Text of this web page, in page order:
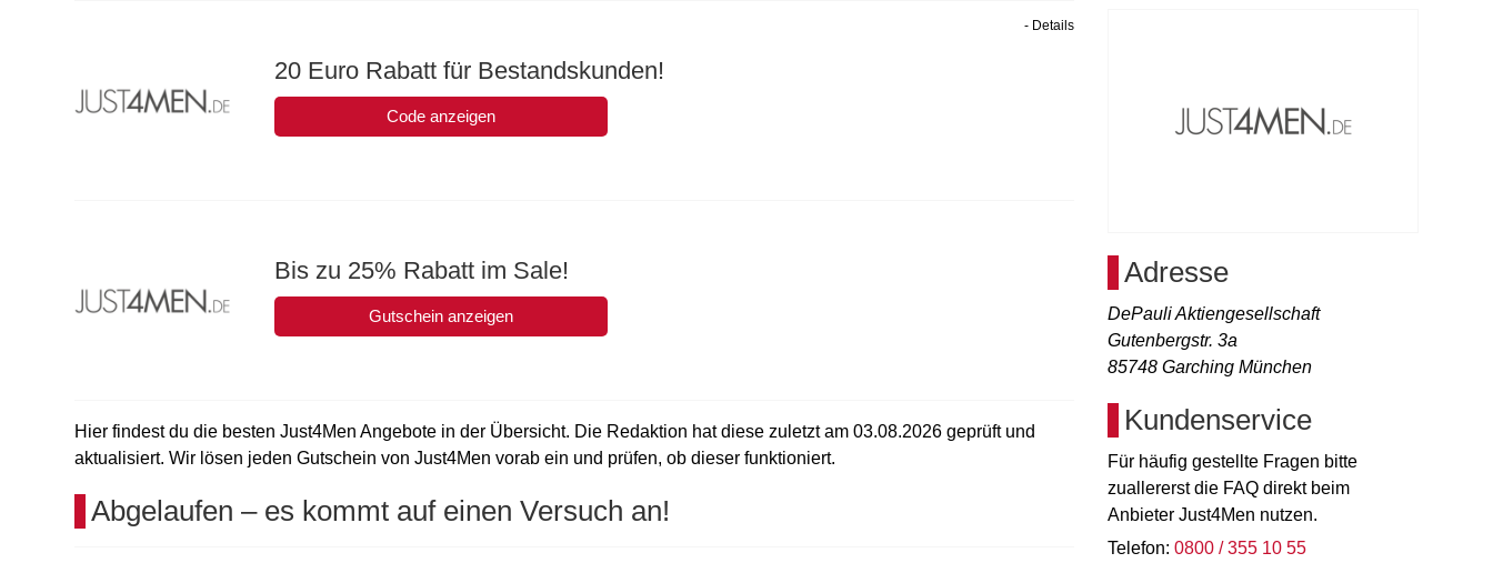
20 Euro Rabatt für Bestandskunden!
Code anzeigen
- Details
Bis zu 25% Rabatt im Sale!
Gutschein anzeigen
Hier findest du die besten Just4Men Angebote in der Übersicht. Die Redaktion hat diese zuletzt am 03.08.2026 geprüft und
aktualisiert. Wir lösen jeden Gutschein von Just4Men vorab ein und prüfen, ob dieser funktioniert.
Abgelaufen – es kommt auf einen Versuch an!
Adresse
DePauli Aktiengesellschaft
Gutenbergstr. 3a
85748 Garching München
Kundenservice
Für häufig gestellte Fragen bitte
zuallererst die FAQ direkt beim
Anbieter Just4Men nutzen.
Telefon: 0800 / 355 10 55